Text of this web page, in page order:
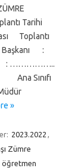
Tarihi
Toplantı
:
: ……………..
Sınıfı
»
2023.2022
Zümre
öğretmen